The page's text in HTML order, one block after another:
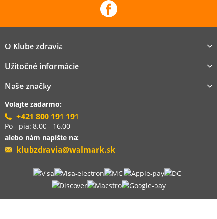
O Klube zdravia
Užitočné informácie
Naše značky
Volajte zadarmo:
+421 800 191 191
Po - pia: 8.00 - 16.00
alebo nám napíšte na:
klubzdravia@walmark.sk